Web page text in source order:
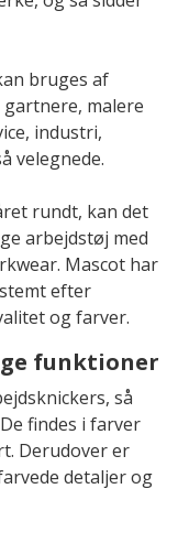
bruges af
malere
industri,
velegnede.
rundt, kan det
arbejdstøj med
Mascot har
efter
og farver.
funktioner
så
findes i farver
Derudover er
detaljer og